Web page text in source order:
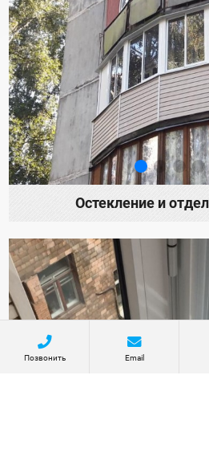
Остекление и
Позвонить Email